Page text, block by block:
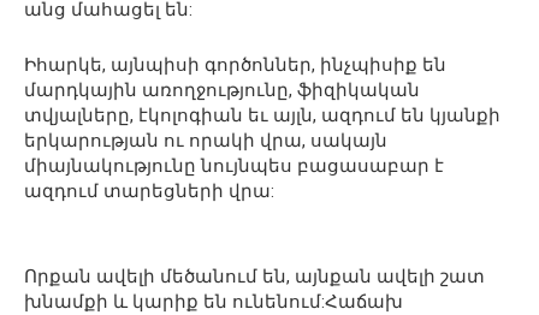
անց մահացել են:
Իհարկե, այնպիսի գործոններ, ինչպիսիք են
մարդկային առողջությունը, ֆիզիկական
տվյալները, էկոլոգիան եւ այլն, ազդում են կյանքի
երկարության ու որակի վրա, սակայն
միայնակությունը նույնպես բացասաբար է
ազդում տարեցների վրա:
Որքան ավելի մեծանում են, այնքան ավելի շատ
խնամքի և կարիք են ունենում:Հաճախ